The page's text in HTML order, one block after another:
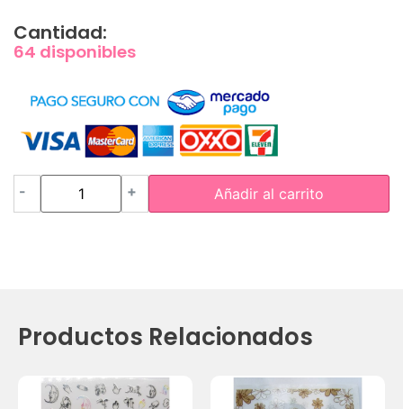
Cantidad:
64 disponibles
- + Añadir al carrito
Productos Relacionados